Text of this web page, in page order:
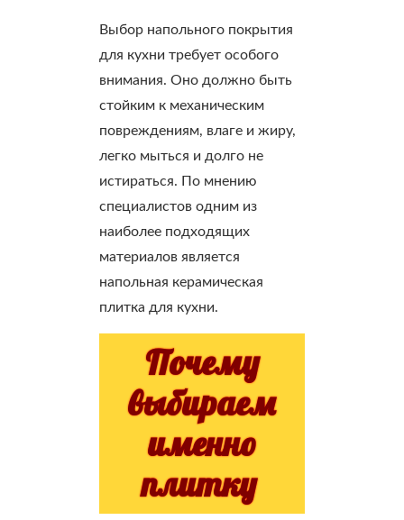
Выбор напольного покрытия
для кухни требует особого
внимания. Оно должно быть
стойким к механическим
повреждениям, влаге и жиру,
легко мыться и долго не
истираться. По мнению
специалистов одним из
наиболее подходящих
материалов является
напольная керамическая
плитка для кухни.
Почему
выбираем
именно
плитку